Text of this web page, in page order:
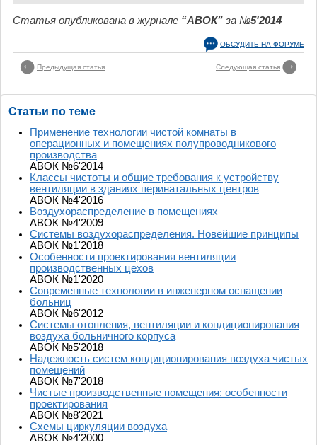
Статья опубликована в журнале “АВОК” за №5'2014
ОБСУДИТЬ НА ФОРУМЕ
Предыдущая статья Следующая статья
Статьи по теме
Применение технологии чистой комнаты в
операционных и помещениях полупроводникового
производства
АВОК №6'2014
Классы чистоты и общие требования к устройству
вентиляции в зданиях перинатальных центров
АВОК №4'2016
Воздухораспределение в помещениях
АВОК №4'2009
Системы воздухораспределения. Новейшие принципы
АВОК №1'2018
Особенности проектирования вентиляции
производственных цехов
АВОК №1'2020
Современные технологии в инженерном оснащении
больниц
АВОК №6'2012
Системы отопления, вентиляции и кондиционирования
воздуха больничного корпуса
АВОК №5'2018
Надежность систем кондиционирования воздуха чистых
помещений
АВОК №7'2018
Чистые производственные помещения: особенности
проектирования
АВОК №8'2021
Схемы циркуляции воздуха
АВОК №4'2000